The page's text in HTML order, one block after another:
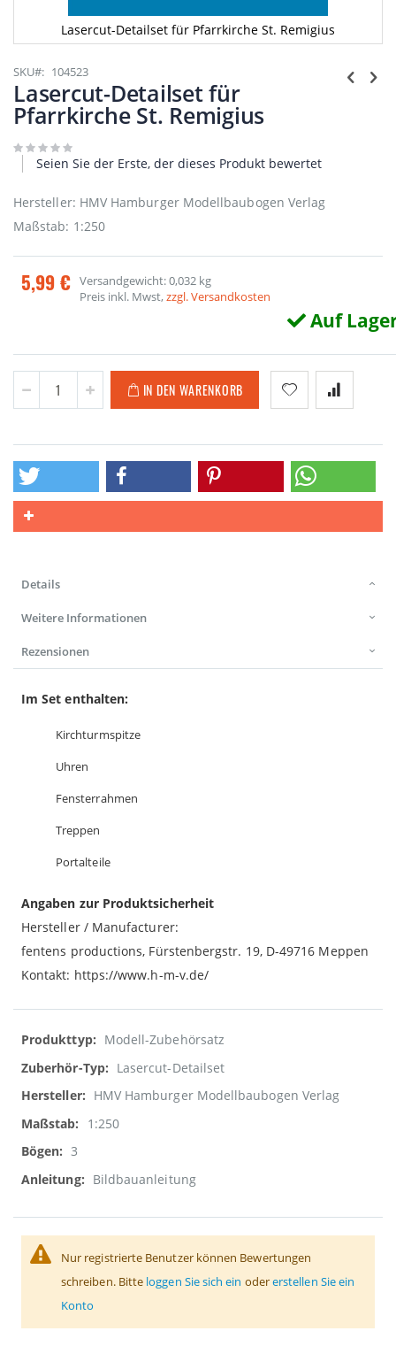
Lasercut-Detailset für Pfarrkirche St. Remigius
Anfang
der
Bildgalerie
springen
SKU 104523
Lasercut-Detailset für
Pfarrkirche St. Remigius
Seien Sie der Erste, der dieses Produkt bewertet
Hersteller: HMV Hamburger Modellbaubogen Verlag
Maßstab: 1:250
5,99 € Versandgewicht: 0,032 kg
Preis inkl. Mwst,zzgl. Versandkosten
Auf
IN DEN WARENKORB
Details
Weitere Informationen
Rezensionen
Im Set enthalten:
Kirchturmspitze
Uhren
Fensterrahmen
Treppen
Portalteile
Angaben zur Produktsicherheit
Hersteller / Manufacturer:
fentens productions, Fürstenbergstr. 19, D-49716 Meppen
Kontakt: https://www.h-m-v.de/
Weitere
Informationen
Modell-Zubehörsatz
Lasercut-Detailset
HMV Hamburger Modellbaubogen Verlag
1:250
3
Bildbauanleitung
Nur registrierte Benutzer können Bewertungen
schreiben. Bitte loggen Sie sich ein odererstellen Sie ein
Konto